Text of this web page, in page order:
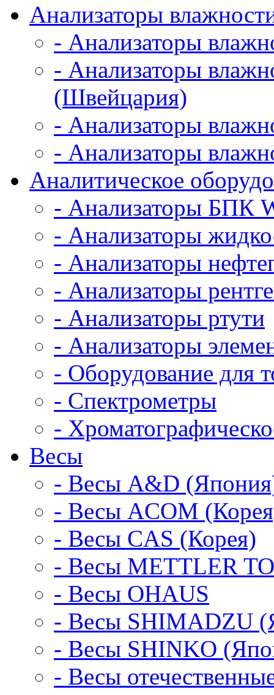
Анализаторы
- Анализаторы
- Анализаторы
(Швейцария)
- Анализаторы
- Анализаторы
Аналитическое
- Анализаторы БПК
- Анализаторы
- Анализаторы
- Анализаторы
- Анализаторы ртути
- Анализаторы
- Оборудование для
- Спектрометры
-
Весы
- Весы A&D
- Весы ACOM
- Весы CAS (Корея)
- Весы METTLER
- Весы OHAUS
- Весы SHIMADZU
- Весы SHINKO
- Весы